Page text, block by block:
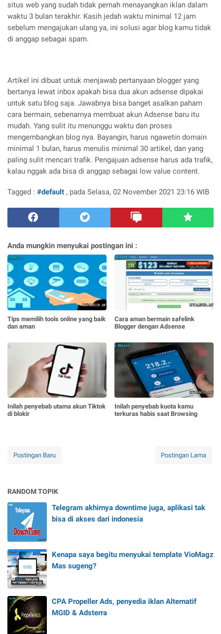
situs web yang sudah tidak pernah menayangkan iklan dalam
waktu 3 bulan terakhir. Kasih jedah waktu minimal 12 jam
sebelum mengajukan ulang ya, ini solusi agar blog kamu tidak
di anggap sebagai spam.
Artikel ini dibuat untuk menjawab pertanyaan blogger yang
bertanya lewat inbox apakah bisa dua akun adsense dipakai
untuk satu blog saja. Jawabnya bisa banget asalkan paham
cara bermain, sebenarnya membuat akun Adsense baru itu
mudah. Yang sulit itu menunggu waktu dan proses
mengembangkan blog nya. Bayangin, harus ngawetin domain
minimal 1 bulan, harus menulis minimal 30 artikel, dan yang
paling sulit mencari trafik. Pengajuan adsense harus ada trafik,
kalau nggak ada bisa di anggap sebagai low value content.
Tagged : #default , pada Selasa, 02 November 2021 23:16 WIB
Anda mungkin menyukai postingan ini :
Tips memilih tools online yang baik
dan aman
Cara aman bermain safelink
Blogger dengan Adsense
Inilah penyebab utama akun Tiktok
di blokir
Inilah penyebab kuota kamu
terkuras habis saat Browsing
Postingan Baru Postingan Lama
RANDOM TOPIK
Telegram akhirnya downtime juga, aplikasi tak
bisa di akses dari indonesia
Kenapa saya begitu menyukai template VioMagz
Mas sugeng?
CPA Propeller Ads, penyedia iklan Alternatif
MGID & Adsterra